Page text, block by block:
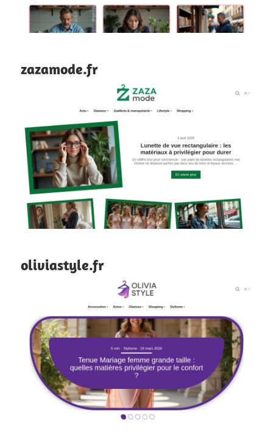
zazamode.fr
oliviastyle.fr